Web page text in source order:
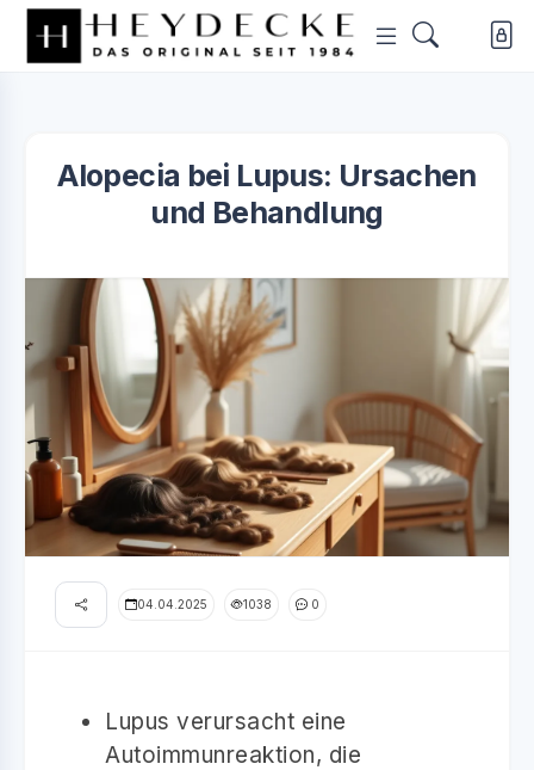
Alopecia bei Lupus: Ursachen
und Behandlung
04.04.2025 1038 0
Lupus verursacht eine
Autoimmunreaktion, die